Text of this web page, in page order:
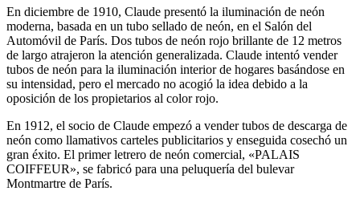
En diciembre de 1910, Claude presentó la iluminación de neón
moderna, basada en un tubo sellado de neón, en el Salón del
Automóvil de París. Dos tubos de neón rojo brillante de 12 metros
de largo atrajeron la atención generalizada. Claude intentó vender
tubos de neón para la iluminación interior de hogares basándose en
su intensidad, pero el mercado no acogió la idea debido a la
oposición de los propietarios al color rojo.
En 1912, el socio de Claude empezó a vender tubos de descarga de
neón como llamativos carteles publicitarios y enseguida cosechó un
gran éxito. El primer letrero de neón comercial, «PALAIS
COIFFEUR», se fabricó para una peluquería del bulevar
Montmartre de París.